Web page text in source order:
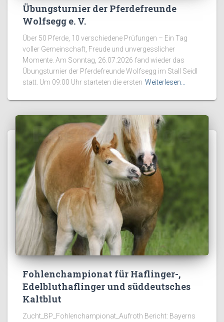
Übungsturnier der Pferdefreunde
Wolfsegg e. V.
Über 50 Pferde, 10 verschiedene Prüfungen – Ein Tag
voller Gemeinschaft, Freude und unvergesslicher
Momente. Am Sonntag, 26.07.2026 fand wieder das
Übungsturnier der Pferdefreunde Wolfsegg im Stall Seidl
statt. Um 09:00 Uhr starteten die ersten Weiterlesen…
Fohlenchampionat für Haflinger-,
Edelbluthaflinger und süddeutsches
Kaltblut
Zucht_BP_Fohlenchampionat_Aufroth Bericht: Bayerns